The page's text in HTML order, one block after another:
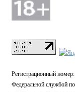
Регистрационный
Федеральной службой